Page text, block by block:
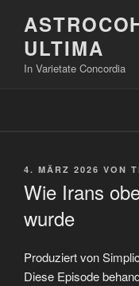
Inhalt
springenULTIMA
In Varietate Concordia
VERÖFFENTLICHT
4. MÄRZ 2026 VON
Wie Irans
wurde
Produziert von
Diese Episode